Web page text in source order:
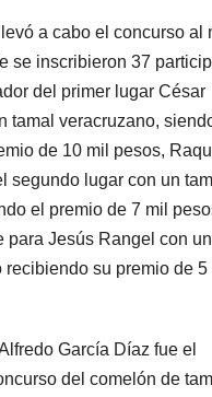
a cabo el concurso al
se inscribieron 37
del primer lugar César
tamal veracruzano,
de 10 mil pesos,
segundo lugar con un
el premio de 7 mil
para Jesús Rangel con un
su premio de 5
García Díaz fue el
del comelón de